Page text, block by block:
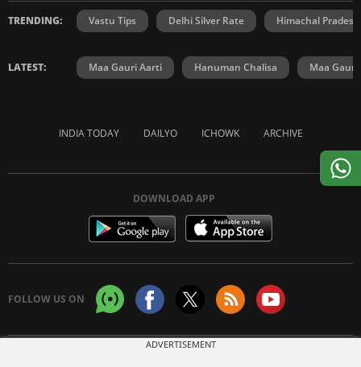
TRENDING: Vastu Tips Delhi Silver Rate Himachal
LATEST: Maa Gauri Aarti Hanuman Chalisa Maa Gauri
INDIA TODAY DAILYO ICHOWK ARCHIVE
DOWNLOAD APP
FOLLOW US ON
ADVERTISEMENT